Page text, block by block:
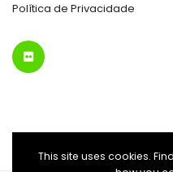
Política de Privacidade
This site uses cookies.